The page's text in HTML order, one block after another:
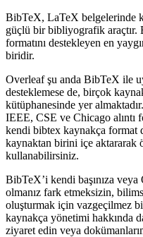
BibTeX, LaTeX belgelerinde
güçlü bir bibliyografik araçtır.
formatını destekleyen en
biridir.
Overleaf şu anda BibTeX ile
desteklemese de, birçok
kütüphanesinde yer
IEEE, CSE ve Chicago alıntı
kendi bibtex kaynakça format
kaynaktan birini içe aktararak
kullanabilirsiniz.
BibTeX’i kendi başınıza veya
olmanız fark etmeksizin,
oluşturmak için vazgeçilmez
kaynakça yönetimi hakkında
ziyaret edin veya